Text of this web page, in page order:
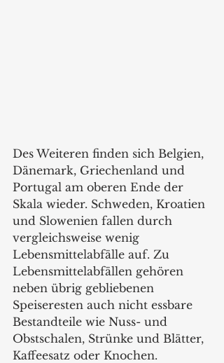
Des Weiteren finden sich Belgien,
Dänemark, Griechenland und
Portugal am oberen Ende der
Skala wieder. Schweden, Kroatien
und Slowenien fallen durch
vergleichsweise wenig
Lebensmittelabfälle auf. Zu
Lebensmittelabfällen gehören
neben übrig gebliebenen
Speiseresten auch nicht essbare
Bestandteile wie Nuss- und
Obstschalen, Strünke und Blätter,
Kaffeesatz oder Knochen.